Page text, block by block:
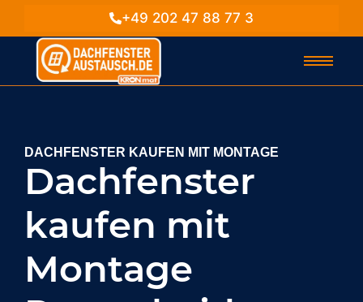
+49 202 47 88 77 3
DACHFENSTER KAUFEN MIT MONTAGE
Dachfenster
kaufen mit
Montage